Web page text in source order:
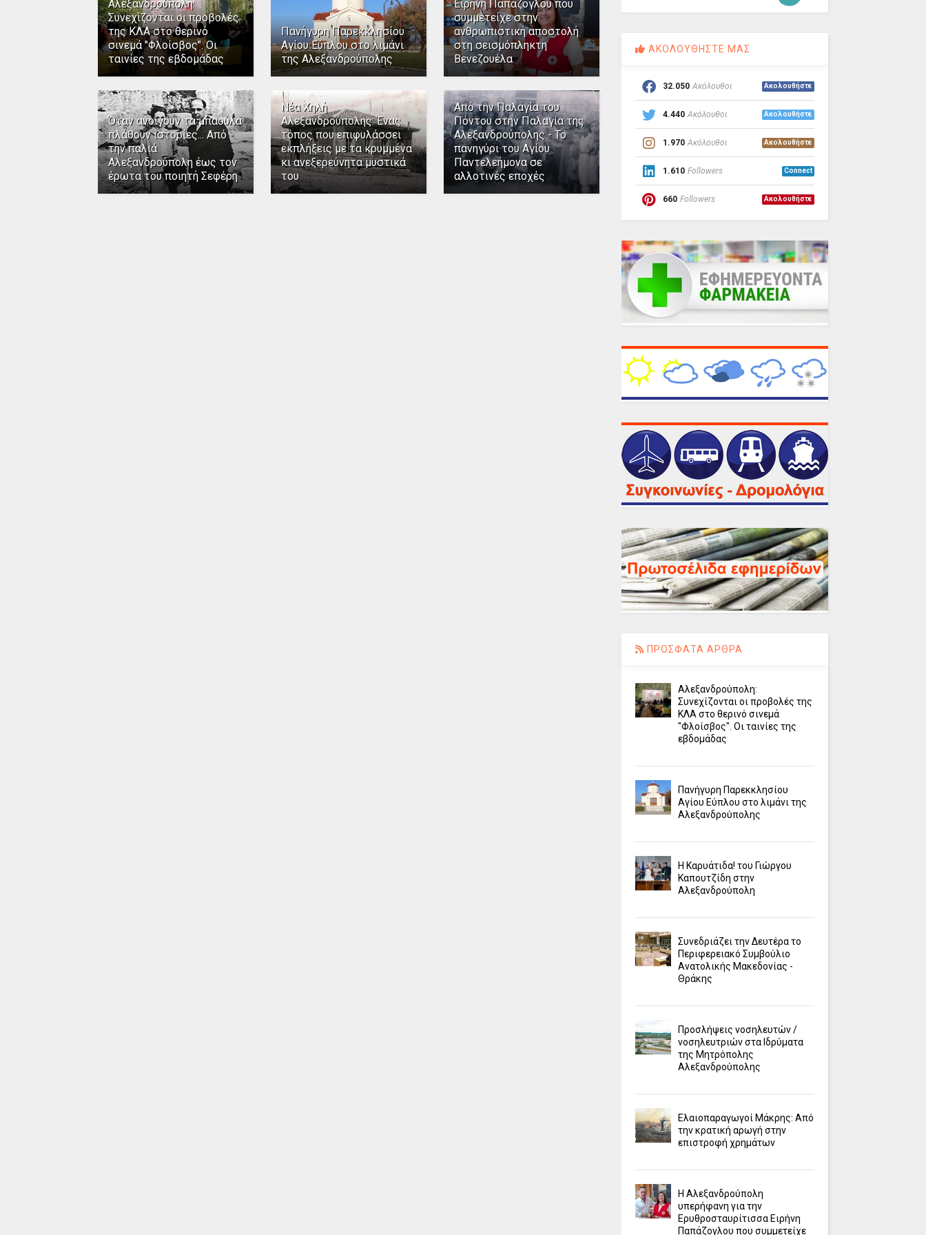
Αλεξανδρούπολη:
Συνεχίζονται οι προβολές
της ΚΛΑ στο θερινό
σινεμά "Φλοίσβος". Οι
ταινίες της εβδομάδας
Πανήγυρη Παρεκκλησίου
Αγίου Εύπλου στο λιμάνι
της Αλεξανδρούπολης
Ειρήνη Παπάζογλου που
συμμετείχε στην
ανθρωπιστική αποστολή
στη σεισμόπληκτη
Βενεζουέλα
Όταν ανοίγουν τα μπαούλα
πλάθουν ιστορίες... Από
την παλιά
Αλεξανδρούπολη έως τον
έρωτα του ποιητή Σεφέρη
Νέα Χηλή
Αλεξανδρούπολης: Ένας
τόπος που επιφυλάσσει
εκπλήξεις με τα κρυμμένα
κι ανεξερεύνητα μυστικά
του
Από την Παλαγία του
Πόντου στην Παλαγία της
Αλεξανδρούπολης - Το
πανηγύρι του Αγίου
Παντελεήμονα σε
αλλοτινές εποχές
ΑΚΟΛΟΥΘΗΣΤΕ ΜΑΣ
32.050 Ακόλουθοι Ακολουθήστε
4.440 Ακόλουθοι Ακολουθήστε
1.970 Ακόλουθοι Ακολουθήστε
1.610 Followers Connect
660 Followers Ακολουθήστε
ΠΡΟΣΦΑΤΑ ΑΡΘΡΑ
Αλεξανδρούπολη:
Συνεχίζονται οι προβολές της
ΚΛΑ στο θερινό σινεμά
"Φλοίσβος". Οι ταινίες της
εβδομάδας
Πανήγυρη Παρεκκλησίου
Αγίου Εύπλου στο λιμάνι της
Αλεξανδρούπολης
Η Καρυάτιδα! του Γιώργου
Καπουτζίδη στην
Αλεξανδρούπολη
Συνεδριάζει την Δευτέρα το
Περιφερειακό Συμβούλιο
Ανατολικής Μακεδονίας -
Θράκης
Προσλήψεις νοσηλευτών /
νοσηλευτριών στα Ιδρύματα
της Μητρόπολης
Αλεξανδρούπολης
Ελαιοπαραγωγοί Μάκρης: Από
την κρατική αρωγή στην
επιστροφή χρημάτων
Η Αλεξανδρούπολη
υπερήφανη για την
Ερυθροσταυρίτισσα Ειρήνη
Παπάζογλου που συμμετείχε